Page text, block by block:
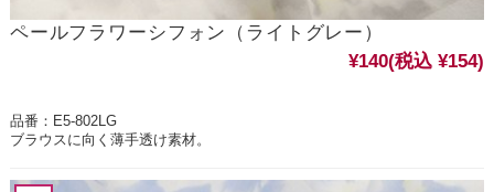
ペールフラワーシフォン（ライトグレー）
¥140(税込 ¥154)
品番：E5-802LG
ブラウスに向く薄手透け素材。